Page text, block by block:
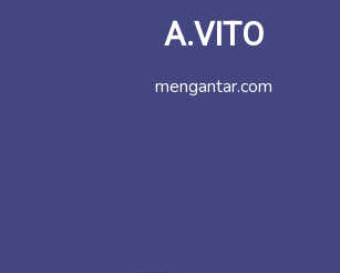
A.VITO
mengantar.com